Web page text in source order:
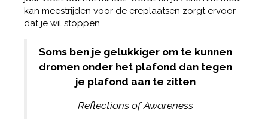
kan meestrijden voor de ereplaatsen zorgt ervoor
dat je wil stoppen.
Soms ben je gelukkiger om te kunnen
dromen onder het plafond dan tegen
je plafond aan te zitten
Reflections of Awareness